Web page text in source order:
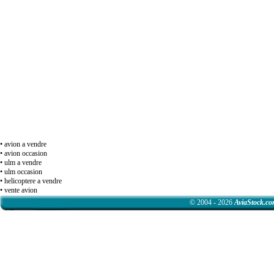
• avion a vendre
• avion occasion
• ulm a vendre
• ulm occasion
• helicoptere a vendre
• vente avion
© 2004 - 2026